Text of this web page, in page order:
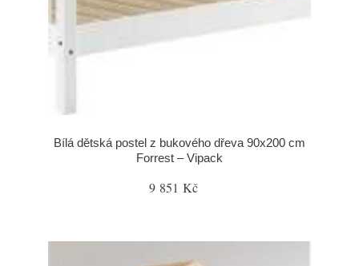
Bílá dětská postel z bukového dřeva 90x200 cm
Forrest – Vipack
9 851 Kč